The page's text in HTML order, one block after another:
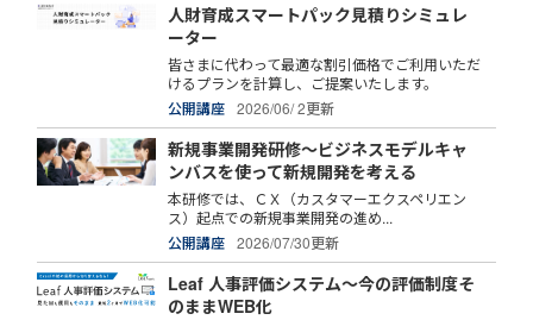
人財育成スマートパック見積りシミュレ
ーター
皆さまに代わって最適な割引価格でご利用いただ
けるプランを計算し、ご提案いたします。
公開講座
2026/06/ 2更新
新規事業開発研修～ビジネスモデルキャ
ンバスを使って新規開発を考える
本研修では、ＣＸ（カスタマーエクスペリエン
ス）起点での新規事業開発の進め...
公開講座
2026/07/30更新
Leaf 人事評価システム～今の評価制度そ
のままWEB化